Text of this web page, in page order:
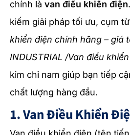
chính là van điều khiển điện
kiếm giải pháp tối ưu, cụm
khiển điện chính hãng – giá
INDUSTRIAL /Van điều
kim chỉ nam giúp bạn tiếp
chất lượng hàng đầu.
1. Van Điều Khiển